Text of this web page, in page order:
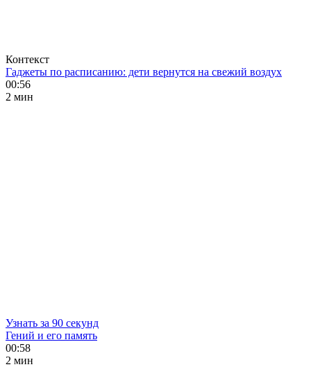
Контекст
Гаджеты по расписанию: дети вернутся на свежий воздух
00:56
2 мин
Узнать за 90 секунд
Гений и его память
00:58
2 мин